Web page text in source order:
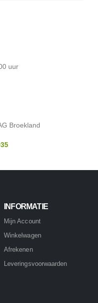
uur
Broekland
INFORMATIE
Mijn Account
Winkelwagen
Afrekenen
Leveringsvoorwaarden